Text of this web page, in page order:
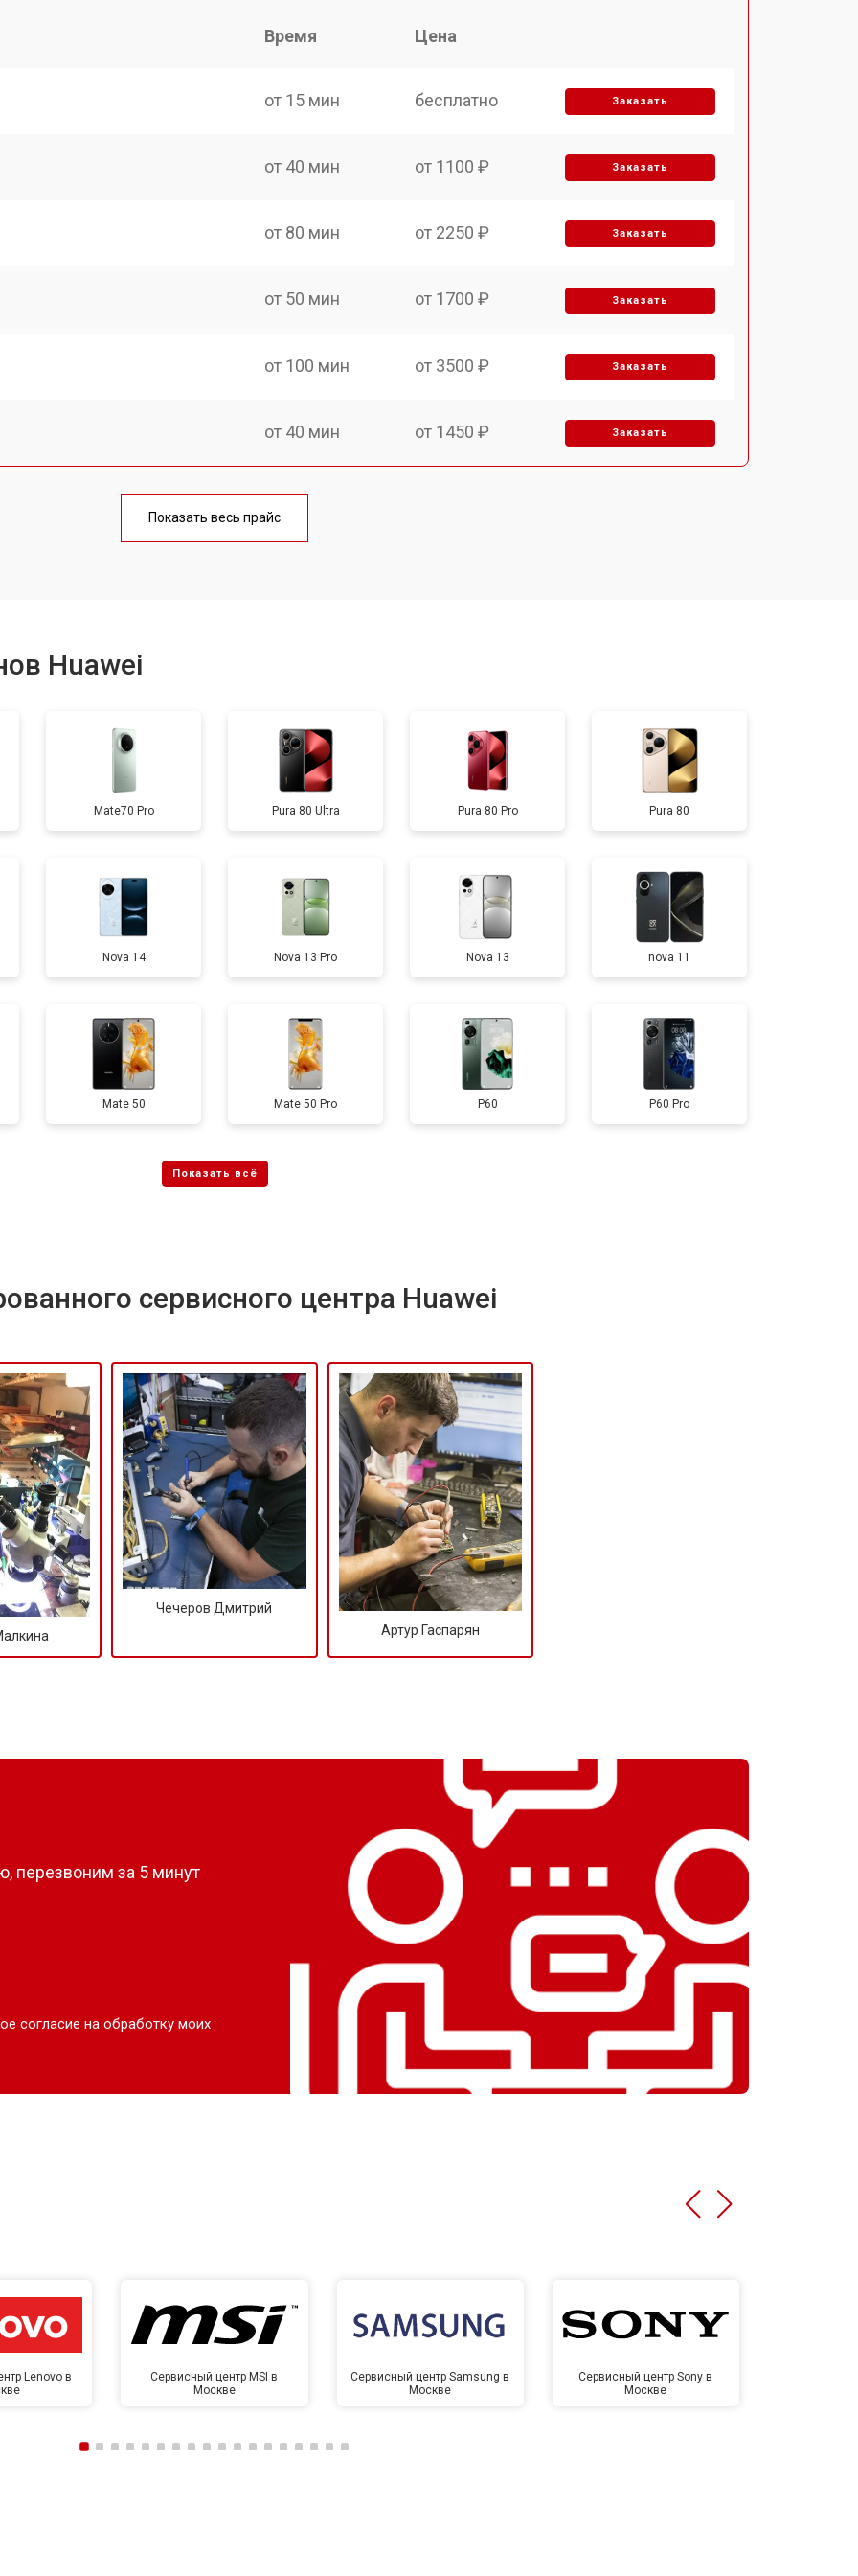
Время Цена
от 15 мин бесплатно Заказать
от 40 мин от 1100 ₽ Заказать
от 80 мин от 2250 ₽ Заказать
от 50 мин от 1700 ₽ Заказать
от 100 мин от 3500 ₽ Заказать
от 40 мин от 1450 ₽ Заказать
от 70 мин
от 60 мин от 1400 ₽
от 60 мин от 2700 ₽ Заказать
от 60 мин от 950 ₽ Заказать
от 50 мин от 1750 ₽ Заказать
от 90 мин от 3200 ₽ Заказать
от 40 мин от 1400 ₽
Показать весь прайс
Huawei
Mate70 Pro Pura 80 Ultra Pura 80 Pro Pura 80
Nova 14 Nova 13 Pro Nova 13 nova 11
Mate 50 Mate 50 Pro P60 P60 Pro
сервисного центра Huawei
Чечеров Дмитрий
Артур Гаспарян
перезвоним за 5 минут
согласие на обработку моих
Lenovo в
Сервисный центр MSI в
Москве
Сервисный центр Samsung в
Москве
Сервисный центр Sony в
Москве